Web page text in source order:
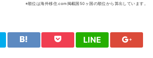
※順位は海外移住.com掲載国50ヶ国の順位から算出しています。
LINE